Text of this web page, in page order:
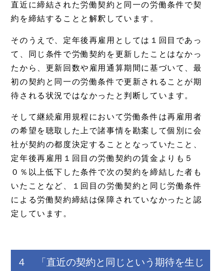
直近に締結された労働契約と同一の労働条件で契
約を締結することと解釈しています。
そのうえで、定年後再雇用としては１回目であっ
て、同じ条件で労働契約を更新したことはなかっ
たから、更新回数や雇用通算期間に基づいて、最
初の契約と同一の労働条件で更新されることが期
待される状況ではなかったと判断しています。
そして継続雇用規程において労働条件は再雇用者
の希望を聴取した上で諸事情を勘案して個別に会
社が契約の都度決定することとなっていたこと、
定年後再雇用１回目の労働契約の賃金よりも５
０％以上低下した条件で次の契約を締結した者も
いたことなど、１回目の労働契約と同じ労働条件
による労働契約締結は保障されていなかったと認
定しています。
４ 「直近の契約と同じという期待を生じ